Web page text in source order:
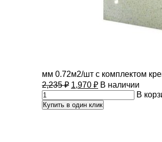
мм 0.72м2/шт с комплектом
2,235₽ 1,970 ₽ В наличии
В
Купить в один клик